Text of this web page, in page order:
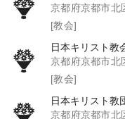
京都府京都市北
[教会]
日本キリスト教
京都府京都市北
[教会]
日本キリスト教
京都府京都市北